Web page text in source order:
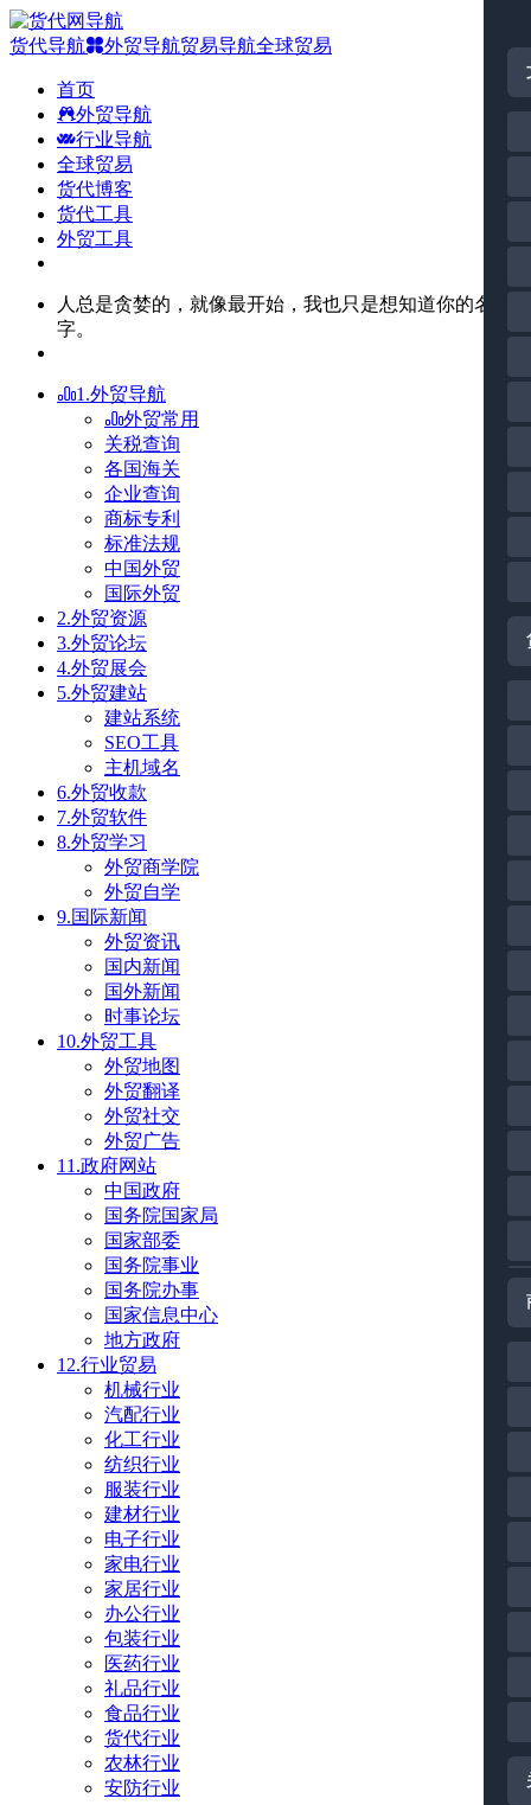
货代导航 外贸导航贸易导航全球贸易
首页
外贸导航
行业导航
全球贸易
货代博客
货代工具
外贸工具
人总是贪婪的，就像最开始，我也只是想知道你的名
字。
1.外贸导航
外贸常用
关税查询
各国海关
企业查询
商标专利
标准法规
中国外贸
国际外贸
2.外贸资源
3.外贸论坛
4.外贸展会
5.外贸建站
建站系统
SEO工具
主机域名
6.外贸收款
7.外贸软件
8.外贸学习
外贸商学院
外贸自学
9.国际新闻
外贸资讯
国内新闻
国外新闻
时事论坛
10.外贸工具
外贸地图
外贸翻译
外贸社交
外贸广告
11.政府网站
中国政府
国务院国家局
国家部委
国务院事业
国务院办事
国家信息中心
地方政府
12.行业贸易
机械行业
汽配行业
化工行业
纺织行业
服装行业
建材行业
电子行业
家电行业
家居行业
办公行业
包装行业
医药行业
礼品行业
食品行业
货代行业
农林行业
安防行业